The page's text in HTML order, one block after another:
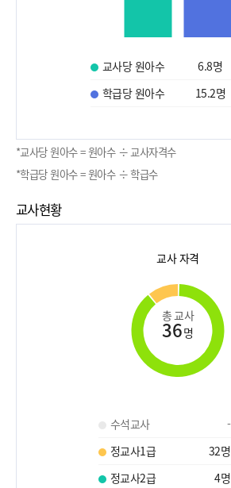
교사당 원아수 6.8명
학급당 원아수
15.2명
*교사당 원아수 = 원아수 ÷ 교사자격수
*학급당 원아수 = 원아수 ÷ 학급수
교사현황
교사 자격
총 교사
36명
수석교사 -
정교사1급
32명
정교사2급
4명